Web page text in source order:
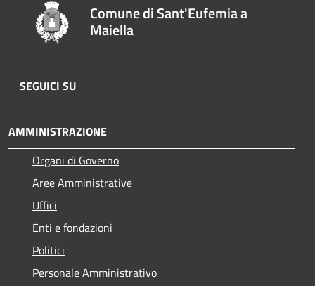
Comune di Sant'Eufemia a
Maiella
SEGUICI SU
AMMINISTRAZIONE
Organi di Governo
Aree Amministrative
Uffici
Enti e fondazioni
Politici
Personale Amministrativo